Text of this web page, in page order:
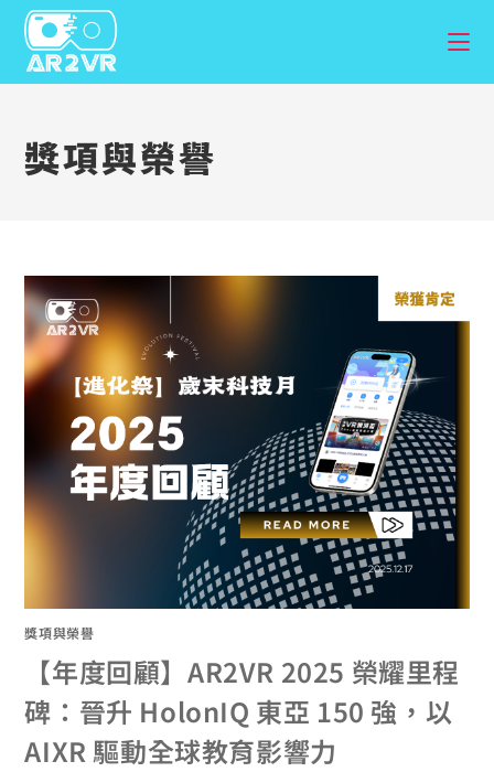
獎項與榮譽
獎項與榮譽
【年度回顧】AR2VR 2025 榮耀里程
碑：晉升 HolonIQ 東亞 150 強，以
AIXR 驅動全球教育影響力